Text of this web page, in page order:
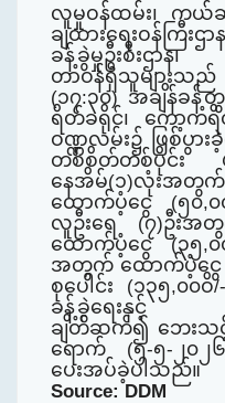
လူမှုဝန်ထမ်း၊ ကယ်
ချထားရေးဝန်ကြီး
ခန့်ခွဲမှုဦးစီးဌာန၊
တာဝန်ရှိသူများသ
(၁၇:၃၀) အချိန်ခ
ရိတ်ခရိုင်၊ ကော့က
ဝဏ္ဏလမ်း၌ ဖြစ်ပွား
တစ်စိတ်တစ်ပိုင်း
နေအိမ်(၁)လုံးအတွ
ထောက်ပံ့ငွေ (၅၀,
လူဦးရေ (၇)ဦးအ
ထောက်ပံ့ငွေ (၃၅,
အတွက် ထောက်ပံ့ငွေ
စုပေါင်း (၁၃၅,၀၀ဝိ
ခန့်ခွဲရေးနှင့် အု
ချိတ်ဆက်၍ ဘေးသ
ရောက် (၅-၅-၂၀
ပေးအပ်ခဲ့ပါ သည်။
Source: DDM